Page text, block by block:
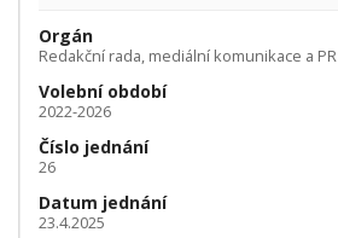
Orgán
Redakční rada, mediální komunikace a PR
Volební období
2022-2026
Číslo jednání
26
Datum jednání
23.4.2025